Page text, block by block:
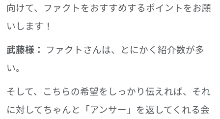
向けて、ファクトをおすすめするポイントをお願
いします！
武藤様： ファクトさんは、とにかく紹介数が多
い。
そして、こちらの希望をしっかり伝えれば、それ
に対してちゃんと「アンサー」を返してくれる会